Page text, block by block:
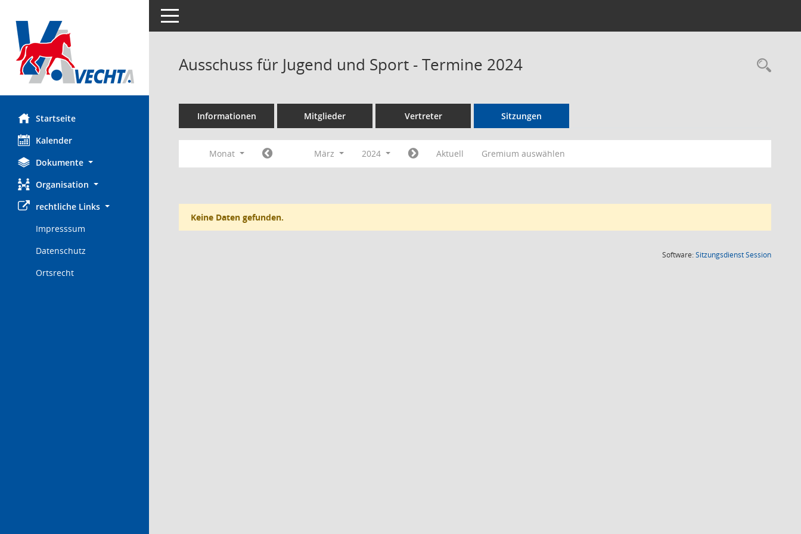
Startseite
Kalender
Dokumente
Organisation
rechtliche Links
Impresssum
Datenschutz
Ortsrecht
Toggle navigation
Ausschuss für Jugend und Sport - Termine 2024
Informationen Mitglieder Vertreter Sitzungen
Monat März 2024 Aktuell Gremium auswählen
Keine Daten gefunden.
Software:SitzungsdienstSession(Wird in